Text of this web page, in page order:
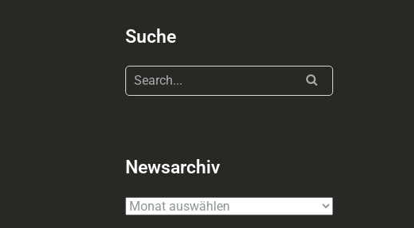
Suche
Newsarchiv
Newsarchiv